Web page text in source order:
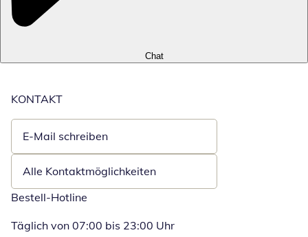
Chat
KONTAKT
E-Mail schreiben
Öffnet E-Mail-Client
Alle Kontaktmöglichkeiten
Bestell-Hotline
Täglich von 07:00 bis 23:00 Uhr